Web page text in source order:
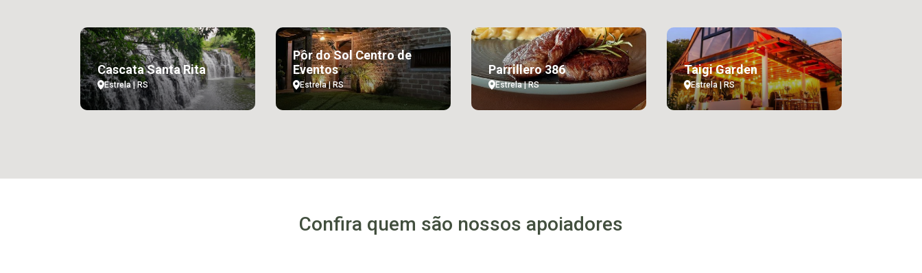
Cascata Santa Rita
Estrela | RS
Pôr do Sol Centro de
Eventos
Estrela | RS
Parrillero 386
Estrela | RS
Taigi Garden
Estrela | RS
Confira quem são nossos apoiadores